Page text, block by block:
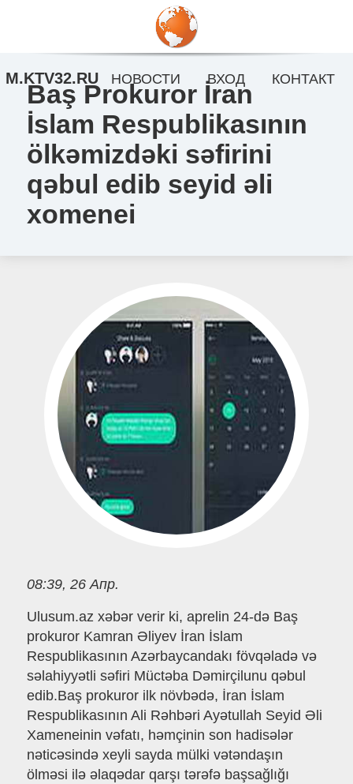
Baş Prokuror İran
İslam Respublikasının
ölkəmizdəki səfirini
qəbul edib seyid əli
xomenei
08:39, 26 Апр.
Ulusum.az xəbər verir ki, aprelin 24-də Baş
prokuror Kamran Əliyev İran İslam
Respublikasının Azərbaycandakı fövqəladə və
səlahiyyətli səfiri Müctəba Dəmirçilunu qəbul
edib.Baş prokuror ilk növbədə, İran İslam
Respublikasının Ali Rəhbəri Ayətullah Seyid Əli
Xameneinin vəfatı, həmçinin son hadisələr
nəticəsində xeyli sayda mülki vətəndaşın
ölməsi ilə əlaqədar qarşı tərəfə başsağlığı
M.KTV32.RU НОВОСТИ ВХОД КОНТАКТ